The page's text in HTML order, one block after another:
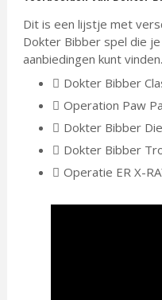
Dit is een lijstje met
Dokter Bibber spel die
aanbiedingen kunt vinden.
Dokter Bibber
Operation Paw
Dokter Bibber
Dokter Bibber
Operatie ER X-